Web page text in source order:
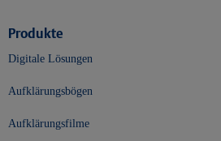
Produkte
Digitale Lösungen
Aufklärungsbögen
Aufklärungsfilme